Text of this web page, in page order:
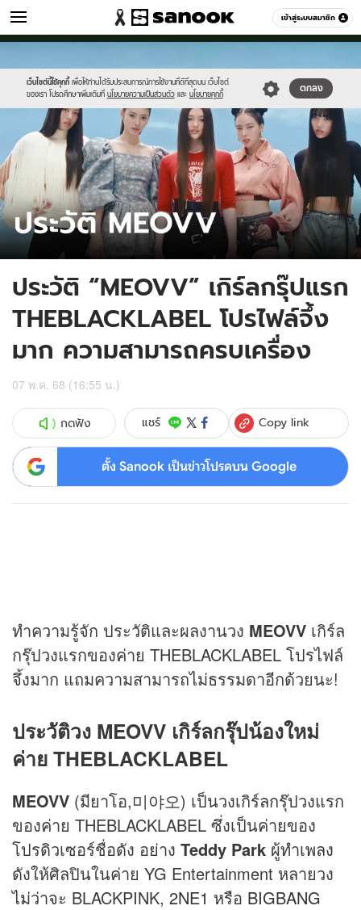
เข้าสู่ระบบสมาชิก
เพลง หมวดอื่นๆ
เว็บไซต์นี้ใช้คุกกี้ เพื่อให้ท่านได้รับประสบการณ์การใช้งานที่ดีที่สุดบน เว็บไซต์
ของเรา โปรดศึกษาเพิ่มเติมที่ นโยบายความเป็นส่วนตัว และ นโยบายคุกกี้
ตกลง
new-
sanook.png
template-
update-
april.jpg
ประวัติ “MEOVV” เกิร์ลกรุ๊ปแรก
THEBLACKLABEL โปรไฟล์จึ้ง
มาก ความสามารถครบเครื่อง
07 พ.ค. 68 (16:55 น.)
กดฟัง แชร์ Copy link
ตั้ง Sanook เป็นข่าวโปรดบน Google
ทำความรู้จัก ประวัติและผลงานวง MEOVV เกิร์ล
กรุ๊ปวงแรกของค่าย THEBLACKLABEL โปรไฟล์
จึ้งมาก แถมความสามารถไม่ธรรมดาอีกด้วยนะ!
ประวัติวง MEOVV เกิร์ลกรุ๊ปน้องใหม่
ค่าย THEBLACKLABEL
MEOVV (มียาโอ,미야오) เป็นวงเกิร์ลกรุ๊ปวงแรก
ของค่าย THEBLACKLABEL ซึ่งเป็นค่ายของ
โปรดิวเซอร์ชื่อดัง อย่าง Teddy Park ผู้ทำเพลง
ดังให้ศิลปินในค่าย YG Entertainment หลายวง
ไม่ว่าจะ BLACKPINK, 2NE1 หรือ BIGBANG